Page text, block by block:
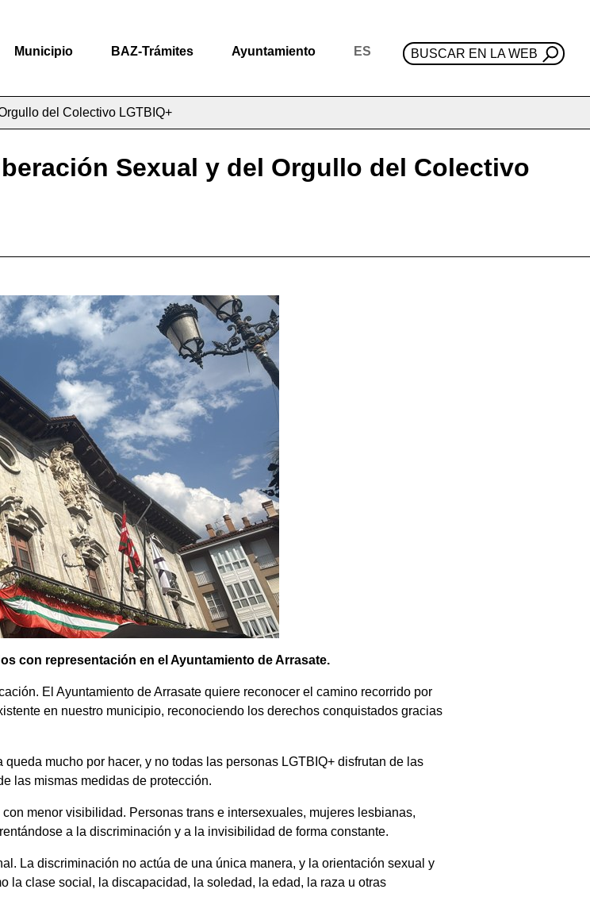
Municipio BAZ-Trámites Ayuntamiento ES BUSCAR EN LA WEB
del Colectivo LGTBIQ+
Sexual y del Orgullo del Colectivo
con representación en el Ayuntamiento de Arrasate.
El Ayuntamiento de Arrasate quiere reconocer el camino recorrido por
en nuestro municipio, reconociendo los derechos conquistados gracias
mucho por hacer, y no todas las personas LGTBIQ+ disfrutan de las
las mismas medidas de protección.
menor visibilidad. Personas trans e intersexuales, mujeres lesbianas,
a la discriminación y a la invisibilidad de forma constante.
La discriminación no actúa de una única manera, y la orientación sexual y
la clase social, la discapacidad, la soledad, la edad, la raza u otras